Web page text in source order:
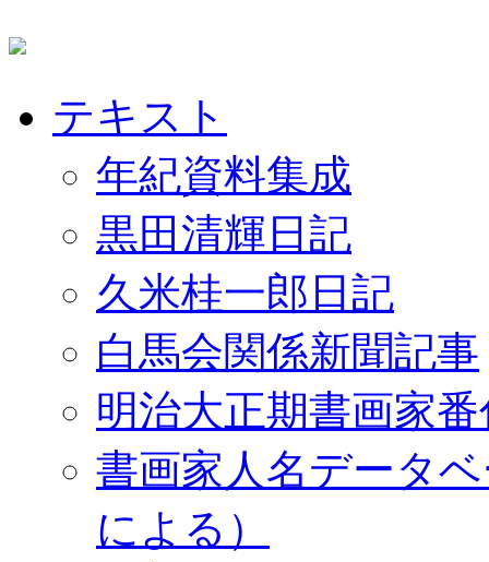
テキスト
年紀資料集成
黒田清輝日記
久米桂一郎日記
白馬会関係新聞記事
明治大正期書画家
書画家人名データ
による）